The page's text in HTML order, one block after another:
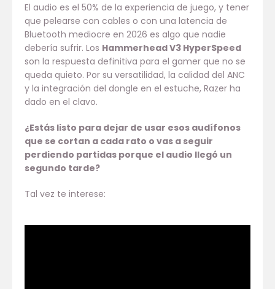
El audio es el 50% de la experiencia de juego, y tener
que pelearse con cables o con una latencia de
Bluetooth mediocre en 2026 es algo que nadie
debería sufrir. Los Hammerhead V3 HyperSpeed
son la respuesta definitiva para el gamer que no se
queda quieto. Por su versatilidad, la calidad del ANC
y la integración del dongle en el estuche, Razer ha
dado en el clavo.
¿Estás listo para dejar de usar esos audífonos
que se cortan a cada rato o vas a seguir
perdiendo partidas porque el audio llegó un
segundo tarde?
Tal vez te interese: